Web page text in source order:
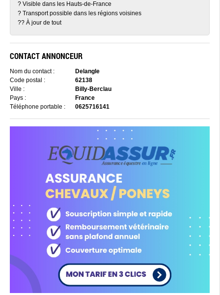
? Visible dans les Hauts-de-France
? Transport possible dans les régions voisines
?? À jour de tout
CONTACT ANNONCEUR
Nom du contact :
Delangle
Code postal :
62138
Ville :
Billy-Berclau
Pays :
France
Téléphone portable :
0625716141